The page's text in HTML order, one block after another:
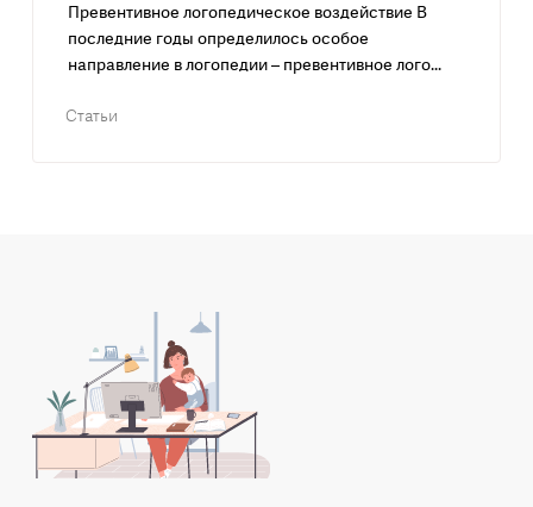
Превентивное логопедическое воздействие В
последние годы определилось особое
направление в логопедии – превентивное лого...
Статьи